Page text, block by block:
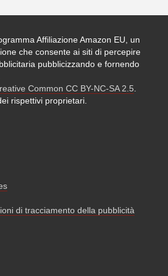
Affiliazione Amazon EU, un
che consente ai siti di percepire
pubblicizzando e fornendo
Common CC BY-NC-SA 2.5
rispettivi proprietari.
di tracciamento della pubblicità